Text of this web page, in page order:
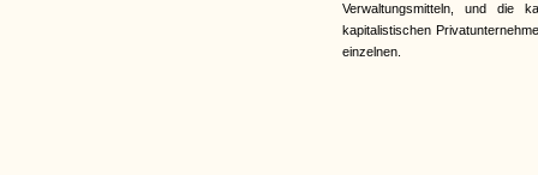
Verwaltungsmitteln, und die
kapitalistischen
einzelnen.